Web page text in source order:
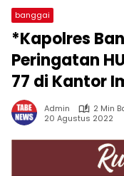
banggai
*Kapolres
Peringatan
77 di Kantor
Admin
2 Min
20 Agustus 2022